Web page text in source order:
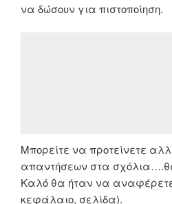
να δώσουν για πιστοποίηση.
Μπορείτε να προτείνετε
απαντήσεων στα
Καλό θα ήταν να αναφέρετε
κεφάλαιο, σελίδα).